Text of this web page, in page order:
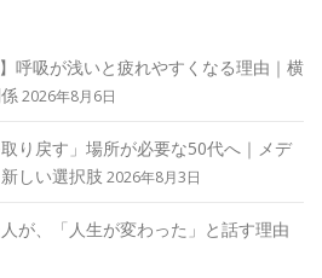
呼吸が浅いと疲れやすくなる理由｜横
2026年8月6日
り戻す」場所が必要な50代へ｜メデ
しい選択肢 2026年8月3日
が、「人生が変わった」と話す理由